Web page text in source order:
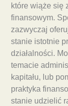
które wiąże się
finansowym.
zazwyczaj
stanie istotnie
działalności.
temacie
kapitału, lub
praktyka
stanie udzielić